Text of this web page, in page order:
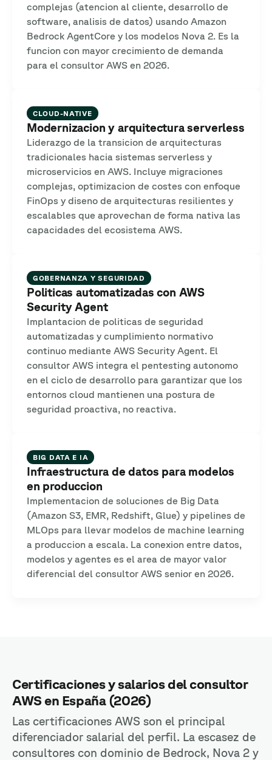
complejas (atencion al cliente, desarrollo de
software, analisis de datos) usando Amazon
Bedrock AgentCore y los modelos Nova 2. Es la
funcion con mayor crecimiento de demanda
para el consultor AWS en 2026.
CLOUD-NATIVE
Modernizacion y arquitectura serverless
Liderazgo de la transicion de arquitecturas
tradicionales hacia sistemas serverless y
microservicios en AWS. Incluye migraciones
complejas, optimizacion de costes con enfoque
FinOps y diseno de arquitecturas resilientes y
escalables que aprovechan de forma nativa las
capacidades del ecosistema AWS.
GOBERNANZA Y SEGURIDAD
Politicas automatizadas con AWS
Security Agent
Implantacion de politicas de seguridad
automatizadas y cumplimiento normativo
continuo mediante AWS Security Agent. El
consultor AWS integra el pentesting autonomo
en el ciclo de desarrollo para garantizar que los
entornos cloud mantienen una postura de
seguridad proactiva, no reactiva.
BIG DATA E IA
Infraestructura de datos para modelos
en produccion
Implementacion de soluciones de Big Data
(Amazon S3, EMR, Redshift, Glue) y pipelines de
MLOps para llevar modelos de machine learning
a produccion a escala. La conexion entre datos,
modelos y agentes es el area de mayor valor
diferencial del consultor AWS senior en 2026.
Certificaciones y salarios del consultor
AWS en España (2026)
Las certificaciones AWS son el principal
diferenciador salarial del perfil. La escasez de
consultores con dominio de Bedrock, Nova 2 y